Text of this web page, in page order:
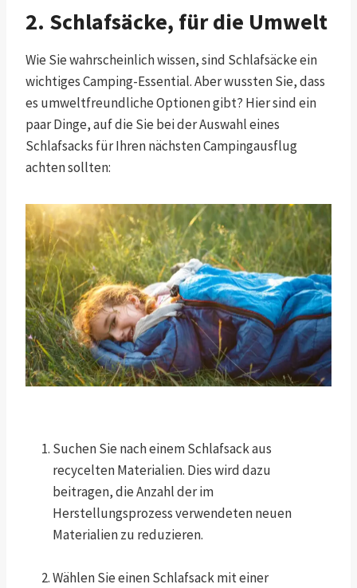
2. Schlafsäcke, für die Umwelt
Wie Sie wahrscheinlich wissen, sind Schlafsäcke ein
wichtiges Camping-Essential. Aber wussten Sie, dass
es umweltfreundliche Optionen gibt? Hier sind ein
paar Dinge, auf die Sie bei der Auswahl eines
Schlafsacks für Ihren nächsten Campingausflug
achten sollten:
Suchen Sie nach einem Schlafsack aus
recycelten Materialien. Dies wird dazu
beitragen, die Anzahl der im
Herstellungsprozess verwendeten neuen
Materialien zu reduzieren.
Wählen Sie einen Schlafsack mit einer